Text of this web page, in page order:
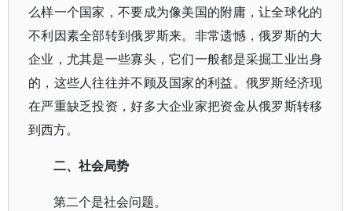
么样一个国家，不要成为像美国的附庸，让全球化的
不利因素全部转到俄罗斯来。非常遗憾，俄罗斯的大
企业，尤其是一些寡头，它们一般都是采掘工业出身
的，这些人往往并不顾及国家的利益。俄罗斯经济现
在严重缺乏投资，好多大企业家把资金从俄罗斯转移
到西方。
二、社会局势
第二个是社会问题。